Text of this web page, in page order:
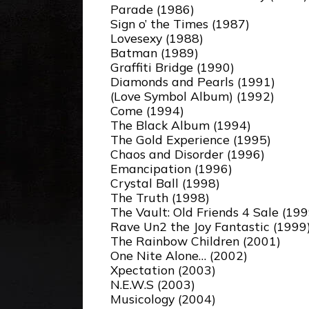
Parade (1986)
Sign o’ the Times (1987)
Lovesexy (1988)
Batman (1989)
Graffiti Bridge (1990)
Diamonds and Pearls (1991)
(Love Symbol Album) (1992)
Come (1994)
The Black Album (1994)
The Gold Experience (1995)
Chaos and Disorder (1996)
Emancipation (1996)
Crystal Ball (1998)
The Truth (1998)
The Vault: Old Friends 4 Sale
Rave Un2 the Joy Fantastic
The Rainbow Children (2001)
One Nite Alone… (2002)
Xpectation (2003)
N.E.W.S (2003)
Musicology (2004)